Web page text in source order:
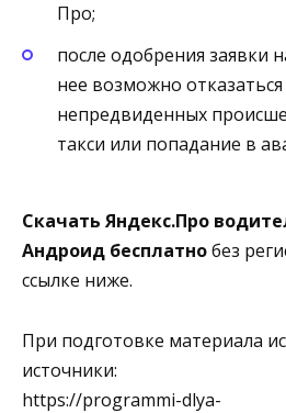
Про;
после одобрения заявки
нее возможно
непредвиденных
такси или попадание в
Скачать Яндекс.Про
Андроид бесплатнобез
ссылке ниже.
При подготовке материала
источники:
https://programmi-dlya-